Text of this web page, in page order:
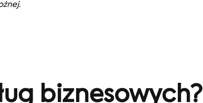
biznesowych?